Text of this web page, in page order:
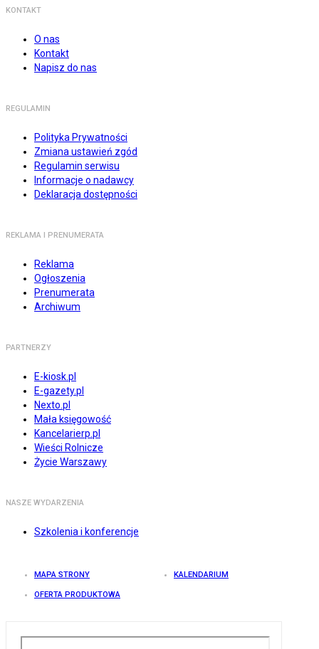
KONTAKT
O nas
Kontakt
Napisz do nas
REGULAMIN
Polityka Prywatności
Zmiana ustawień zgód
Regulamin serwisu
Informacje o nadawcy
Deklaracja dostępności
REKLAMA I PRENUMERATA
Reklama
Ogłoszenia
Prenumerata
Archiwum
PARTNERZY
E-kiosk.pl
E-gazety.pl
Nexto.pl
Mała księgowość
Kancelarierp.pl
Wieści Rolnicze
Życie Warszawy
NASZE WYDARZENIA
Szkolenia i konferencje
MAPA STRONY KALENDARIUM
OFERTA PRODUKTOWA